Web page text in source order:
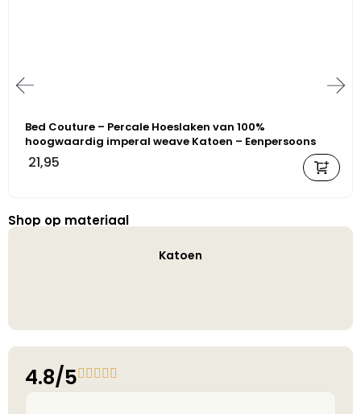
Bed Couture – Percale Hoeslaken van 100%
hoogwaardig imperal weave Katoen – Eenpersoons
100x200cm – Hoekhoogte 30cm – Ultra zacht en soepel
– Antraciet
21,95
Shop op materiaal
Katoen
4.8/5